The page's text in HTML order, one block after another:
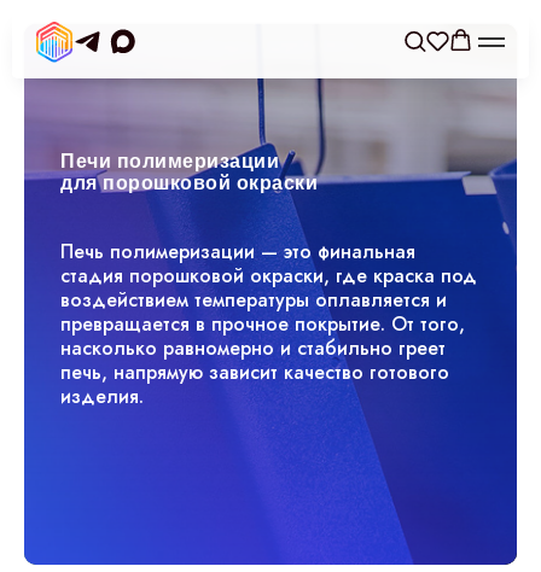
Печи полимеризации
для порошковой окраски
Печь полимеризации — это финальная
стадия порошковой окраски, где краска под
воздействием температуры оплавляется и
превращается в прочное покрытие. От того,
насколько равномерно и стабильно греет
печь, напрямую зависит качество готового
изделия.